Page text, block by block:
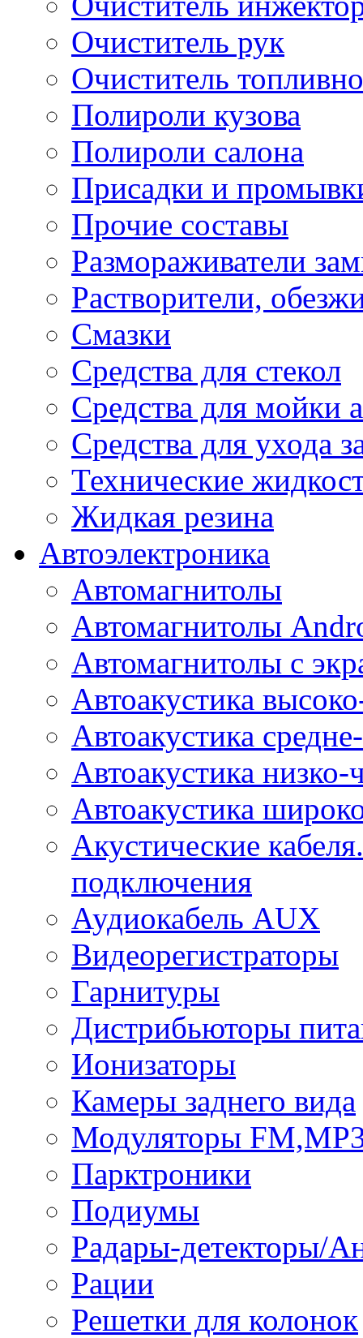
Очиститель рук
Очиститель
Полироли кузова
Полироли салона
Присадки и
Прочие составы
Размораживатели
Растворители,
Смазки
Средства для стекол
Средства для мойки
Средства для ухода
Технические
Жидкая резина
Автоэлектроника
Автомагнитолы
Автомагнитолы
Автомагнитолы с
Автоакустика
Автоакустика
Автоакустика низко-
Автоакустика
Акустические
подключения
Аудиокабель AUX
Видеорегистраторы
Гарнитуры
Дистрибьюторы
Ионизаторы
Камеры заднего вида
Модуляторы
Парктроники
Подиумы
Радары-детекторы/
Рации
Решетки для колонок